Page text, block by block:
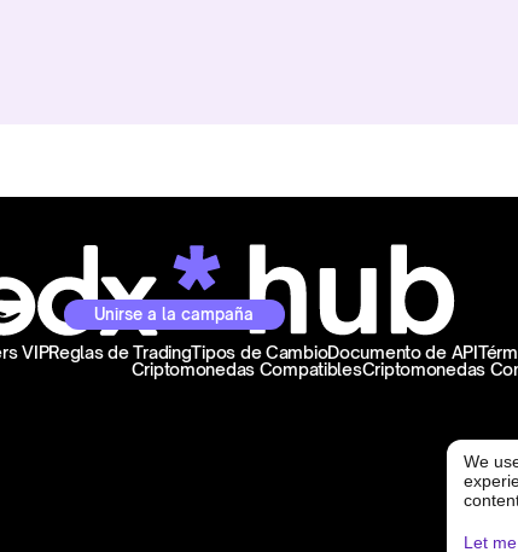
Unirse a la campaña
VIPReglas de TradingTipos de CambioDocumento de API
Criptomonedas CompatiblesCriptomonedas
We
Let